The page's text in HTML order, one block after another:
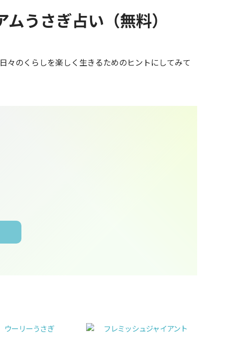
うさぎ占い（無料）
々のくらしを楽しく生きるためのヒントにしてみて